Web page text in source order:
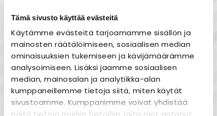
Tämä sivusto käyttää evästeitä
Käytämme evästeitä tarjoamamme sisällön ja
mainosten räätälöimiseen, sosiaalisen median
ominaisuuksien tukemiseen ja kävijämäärämme
analysoimiseen. Lisäksi jaamme sosiaalisen
median, mainosalan ja analytiikka-alan
kumppaneillemme tietoja siitä, miten käytät
sivustoamme. Kumppanimme voivat yhdistää
näitä tietoja muihin tietoihin, joita olet antanut
Maksa joustavasti osissa!
Nopea toimitus
Heti varastosta
Joustavat maksutavat